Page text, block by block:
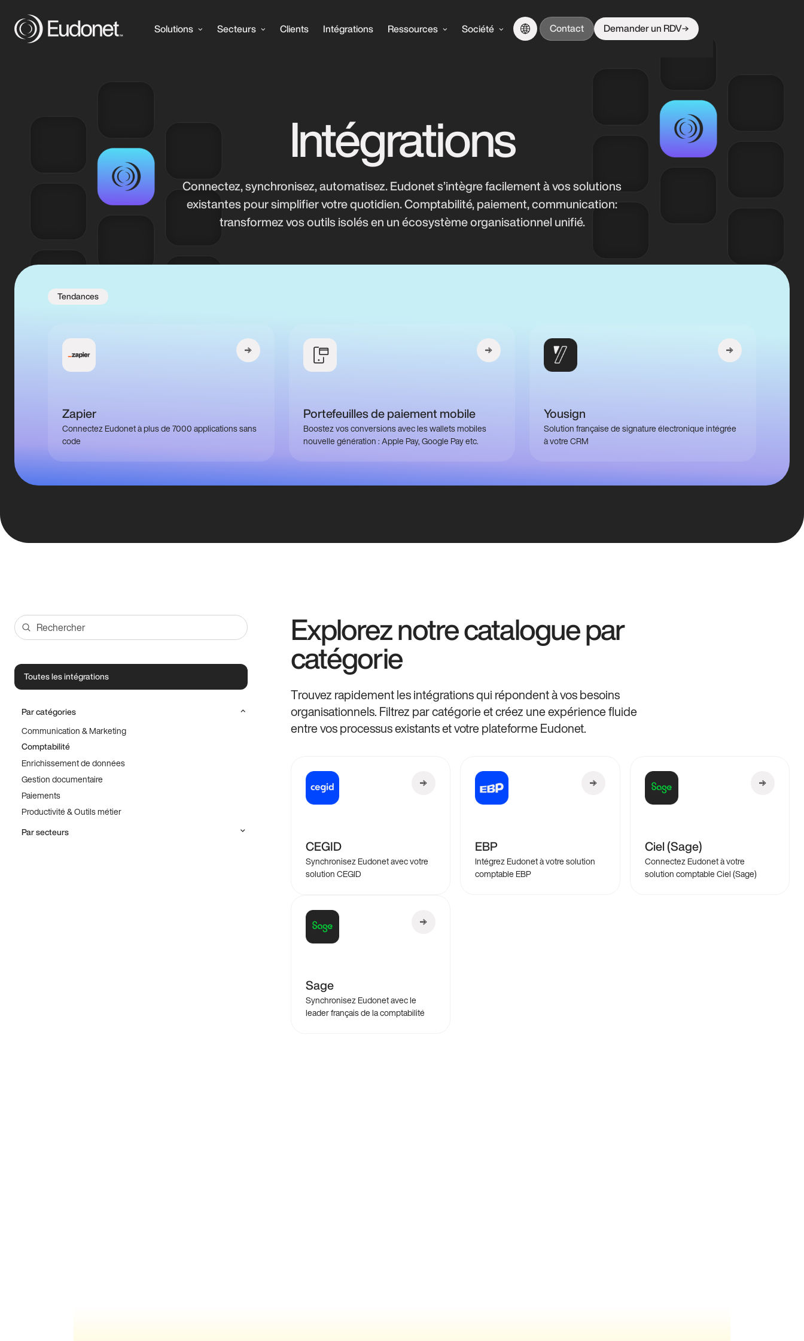
Solutions Secteurs Clients Intégrations Ressources Société Contact Demander un RDV
Intégrations
Connectez, synchronisez, automatisez. Eudonet s’intègre facilement à vos solutions
existantes pour simplifier votre quotidien. Comptabilité, paiement, communication:
transformez vos outils isolés en un écosystème organisationnel unifié.
Tendances
Zapier
Connectez Eudonet à plus de 7000 applications sans
code
Portefeuilles de paiement mobile
Boostez vos conversions avec les wallets mobiles
nouvelle génération : Apple Pay, Google Pay etc.
Yousign
Solution française de signature électronique intégrée
à votre CRM
Toutes les intégrations
Par catégories
Communication & Marketing
Comptabilité
Enrichissement de données
Gestion documentaire
Paiements
Productivité & Outils métier
Par secteurs
Explorez notre catalogue par
catégorie
Trouvez rapidement les intégrations qui répondent à vos besoins
organisationnels. Filtrez par catégorie et créez une expérience fluide
entre vos processus existants et votre plateforme Eudonet.
CEGID
Synchronisez Eudonet avec votre
solution CEGID
EBP
Intégrez Eudonet à votre solution
comptable EBP
Ciel (Sage)
Connectez Eudonet à votre
solution comptable Ciel (Sage)
Sage
Synchronisez Eudonet avec le
leader français de la comptabilité